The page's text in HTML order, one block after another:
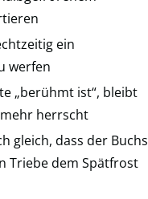
ein
werfen
„berühmt ist“, bleibt
herrscht
gleich, dass der Buchs
Triebe dem Spätfrost